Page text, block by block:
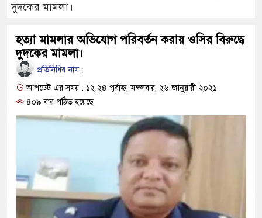
ও বিশ্বাসযোগ্য: প্রধানমন্ত্রী
মাননীয় প্রধানমন্ত্রী, মন্ত্রীবর্গ ও
সিল-স্বাক্ষর জালিয়াতি চক্রের পাঁচ সদস্য
উদ্ধার
দুদকের মামলা।
হত্যা মামলার অভিযোগ পরিবর্তন করায় ওসির বিরুদ্ধে
দুদকের মামলা।
প্রতিনিধির নাম :
আপডেট এর সময় : ১২:২৪ পূর্বাহ্ন, মঙ্গলবার, ২৬ জানুয়ারী ২০২১
৪০৯ বার পঠিত হয়েছে